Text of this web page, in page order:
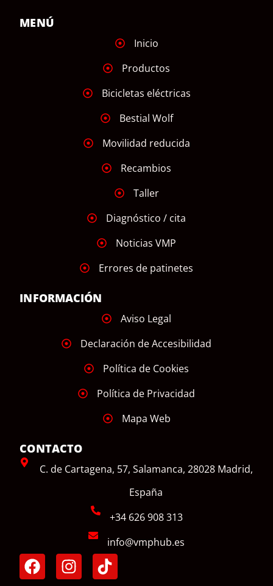
MENÚ
Inicio
Productos
Bicicletas eléctricas
Bestial Wolf
Movilidad reducida
Recambios
Taller
Diagnóstico / cita
Noticias VMP
Errores de patinetes
INFORMACIÓN
Aviso Legal
Declaración de Accesibilidad
Política de Cookies
Política de Privacidad
Mapa Web
CONTACTO
C. de Cartagena, 57, Salamanca, 28028 Madrid,
España
+34 626 908 313
info@vmphub.es